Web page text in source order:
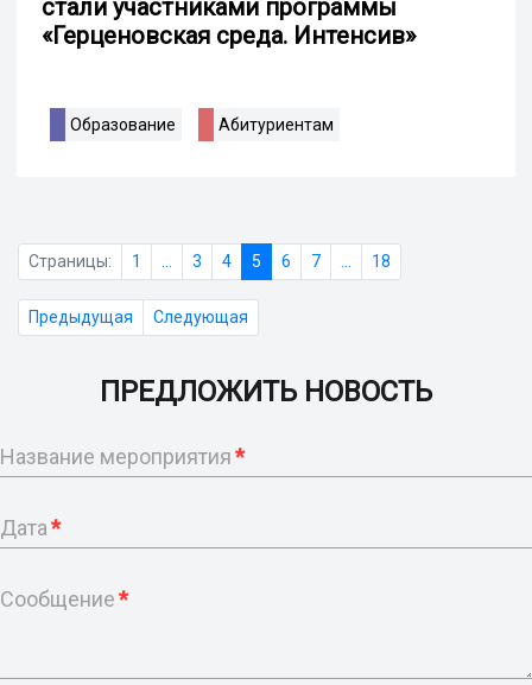
стали участниками программы
«Герценовская среда. Интенсив»
Образование Абитуриентам
Страницы: 1 3 4 5 6 7 18
Предыдущая Следующая
ПРЕДЛОЖИТЬ НОВОСТЬ
Название мероприятия*
Дата*
Сообщение*